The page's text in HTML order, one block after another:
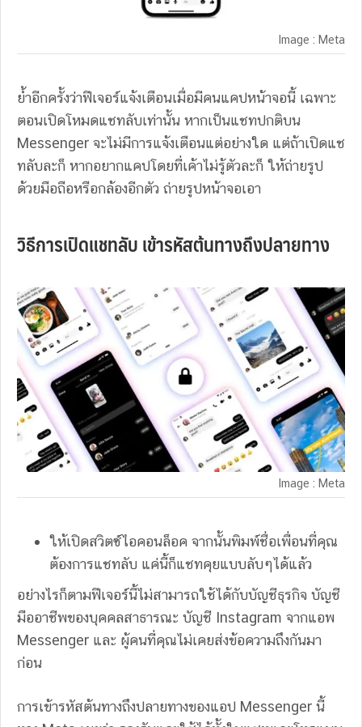
Image : Meta
ย้ำอีกครั้งว่าฟีเจอร์แจ้งเตือนเมื่อมีคนแคปหน้าจอนี้ เฉพาะ
ตอนเปิดโหมดแชทลับเท่านั้น หากเป็นแชทปกติบน
Messenger จะไม่มีการแจ้งเตือนแต่อย่างใด แต่ถ้าเปิดแช
ทลับละก็ หากอยากแคปโดยที่เค้าไม่รู้ตัวละก็ ให้ถ่ายรูป
ด้วยมือถือหรือกล้องอีกตัว ถ่ายรูปหน้าจอเอา
วิธีการเปิดแชทลับ เข้ารหัสต้นทางถึงปลายทาง
Image : Meta
ให้เปิดสวิตซ์ไอคอนล็อค จากนั้นพิมพ์ชื่อเพื่อนที่คุณ
ต้องการแชทลับ แค่นี้ก็แชทคุยแบบลับๆได้แล้ว
อย่างไรก็ตามฟีเจอร์นี้ไม่สามารถใช้ได้กับบัญชีธุรกิจ บัญชี
มืออาชีพของบุคคลสาธารณะ บัญชี Instagram จากแอพ
Messenger และ ผู้คนที่คุณไม่เคยส่งข้อความถึงกันมา
ก่อน
การเข้ารหัสต้นทางถึงปลายทางของแอป Messenger นี้